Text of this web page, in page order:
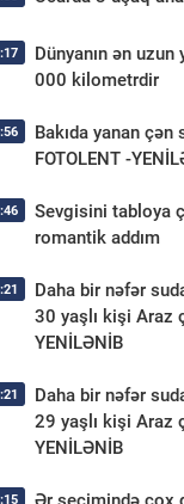
Dünyanın ən
000 kilometrdir
Bakıda yanan çən
FOTOLENT -
Sevgisini tabloya
romantik addım
Daha bir nəfər
30 yaşlı kişi Araz
YENİLƏNİB
Daha bir nəfər
29 yaşlı kişi Araz
YENİLƏNİB